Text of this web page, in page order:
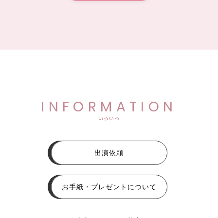
INFORMATION
いろいろ
出演依頼
お手紙・プレゼントについて